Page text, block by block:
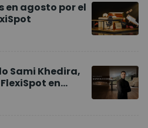
en agosto por el
Sami Khedira,
en